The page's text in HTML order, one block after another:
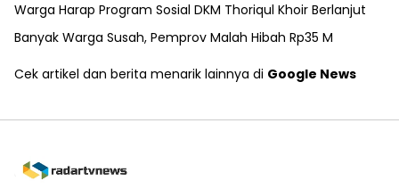
Warga Harap Program Sosial DKM Thoriqul Khoir Berlanjut
Banyak Warga Susah, Pemprov Malah Hibah Rp35 M
Cek artikel dan berita menarik lainnya di Google News